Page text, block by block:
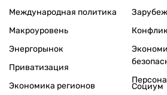
Международная политика
Макроуровень
Энергорынок
Приватизация
Экономика регионов
Социум